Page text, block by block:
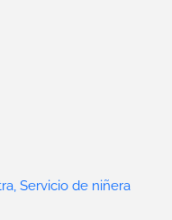
Servicio de niñera